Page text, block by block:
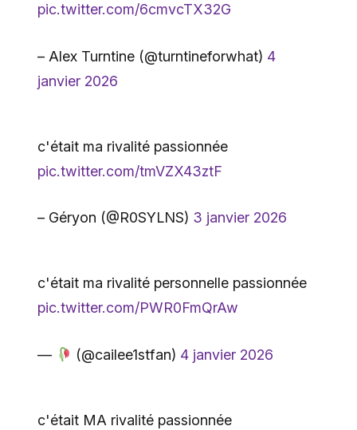
pic.twitter.com/6cmvcTX32G
– Alex Turntine (@turntineforwhat) 4
janvier 2026
c'était ma rivalité passionnée
pic.twitter.com/tmVZX43ztF
– Géryon (@R0SYLNS) 3 janvier 2026
c'était ma rivalité personnelle passionnée
pic.twitter.com/PWR0FmQrAw
— (@cailee1stfan) 4 janvier 2026
c'était MA rivalité passionnée